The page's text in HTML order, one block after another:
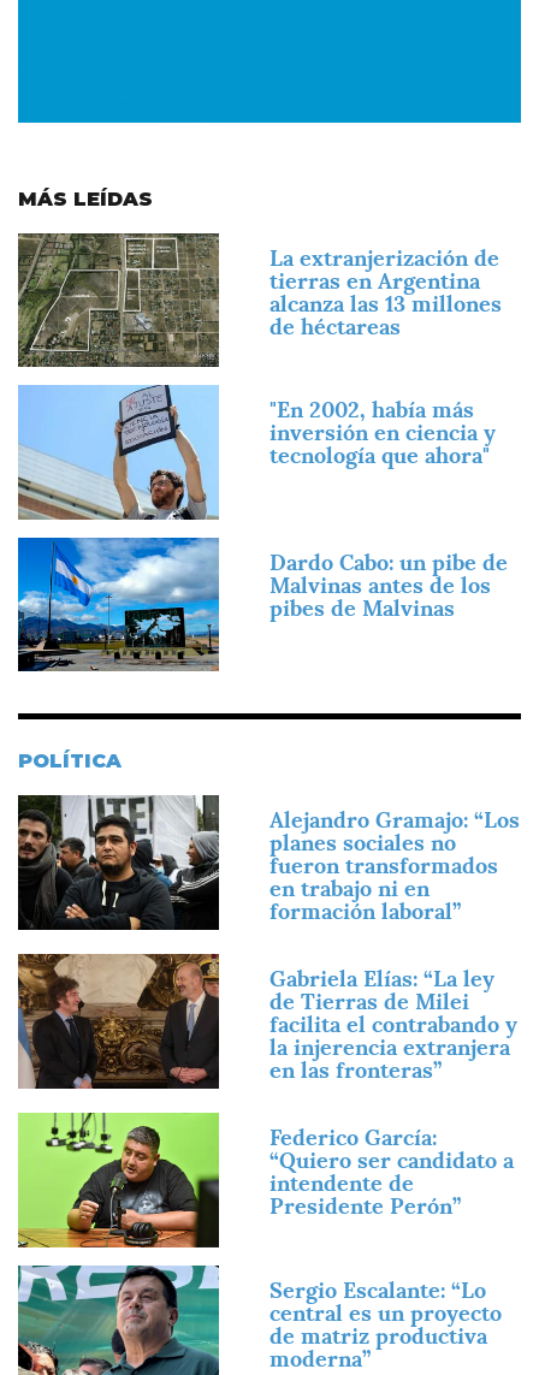
MÁS LEÍDAS
Imagen
La extranjerización de
tierras en Argentina
alcanza las 13 millones
de héctareas
"En 2002, había más
inversión en ciencia y
tecnología que ahora"
Imagen
Dardo Cabo: un pibe de
Malvinas antes de los
pibes de Malvinas
POLÍTICA
Imagen
Alejandro Gramajo: “Los
planes sociales no
fueron transformados
en trabajo ni en
formación laboral”
Imagen
Gabriela Elías: “La ley
de Tierras de Milei
facilita el contrabando y
la injerencia extranjera
en las fronteras”
Imagen
Federico García:
“Quiero ser candidato a
intendente de
Presidente Perón”
Imagen
Sergio Escalante: “Lo
central es un proyecto
de matriz productiva
moderna”